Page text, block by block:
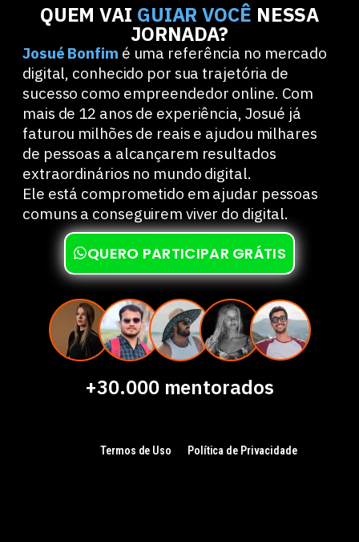
QUEM VAI GUIAR VOCÊ NESSA
JORNADA?
Josué Bonfim é uma referência no mercado
digital, conhecido por sua trajetória de
sucesso como empreendedor online. Com
mais de 12 anos de experiência, Josué já
faturou milhões de reais e ajudou milhares
de pessoas a alcançarem resultados
extraordinários no mundo digital.
Ele está comprometido em ajudar pessoas
comuns a conseguirem viver do digital.
QUERO PARTICIPAR GRÁTIS
+30.000 mentorados
Termos de Uso Política de Privacidade